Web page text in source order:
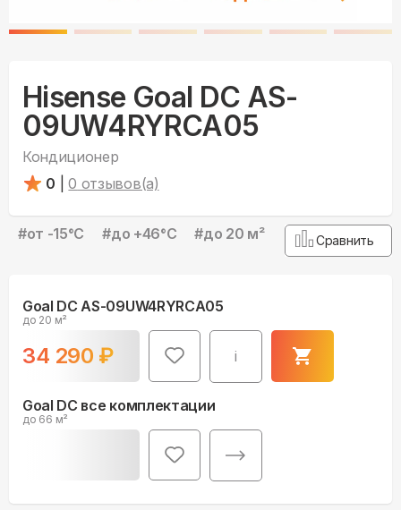
Hisense Goal DC AS-
09UW4RYRCA05
Кондиционер
0
0 отзывов(а)
#от -15°С #до +46°С #до 20 м² Сравнить
Goal DC AS-09UW4RYRCA05
до 20 м²
34 290 ₽ i
Goal DC все комплектации
до 66 м²